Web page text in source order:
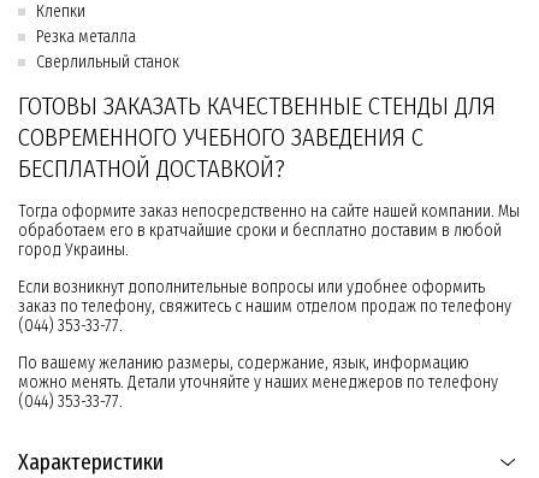
Клепки
Резка металла
Сверлильный станок
ГОТОВЫ ЗАКАЗАТЬ КАЧЕСТВЕННЫЕ СТЕНДЫ ДЛЯ
СОВРЕМЕННОГО УЧЕБНОГО ЗАВЕДЕНИЯ С
БЕСПЛАТНОЙ ДОСТАВКОЙ?
Тогда оформите заказ непосредственно на сайте нашей компании. Мы
обработаем его в кратчайшие сроки и бесплатно доставим в любой
город Украины.
Если возникнут дополнительные вопросы или удобнее оформить
заказ по телефону, свяжитесь с нашим отделом продаж по телефону
(044) 353-33-77.
По вашему желанию размеры, содержание, язык, информацию
можно менять. Детали уточняйте у наших менеджеров по телефону
(044) 353-33-77.
Характеристики